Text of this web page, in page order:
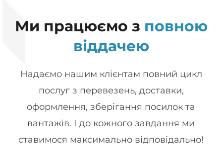
Ми працюємо з повною
віддачею
Надаємо нашим клієнтам повний цикл
послуг з перевезень, доставки,
оформлення, зберігання посилок та
вантажів. І до кожного завдання ми
ставимося максимально відповідально!